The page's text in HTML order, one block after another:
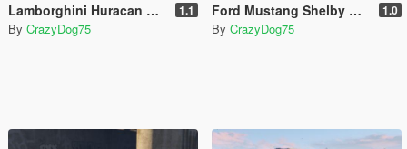
Lamborghini Huracan Performante Spyder livery 1.1
By CrazyDog75
Ford Mustang Shelby GT500 2020 Livery 1.0
By CrazyDog75